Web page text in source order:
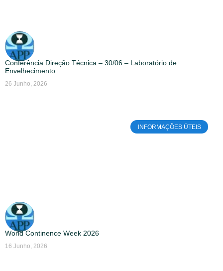
Conferência Direção Técnica – 30/06 – Laboratório de
Envelhecimento
26 Junho, 2026
INFORMAÇÕES ÚTEIS
World Continence Week 2026
16 Junho, 2026